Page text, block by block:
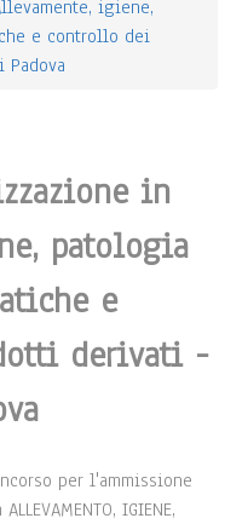
igiene,
e controllo dei
in
patologia
e
derivati -
per l'ammissione
IGIENE,